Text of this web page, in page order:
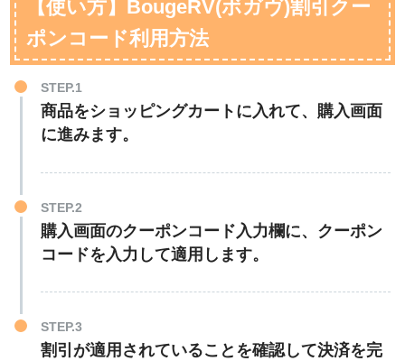
【使い方】BougeRV(ボガヴ)割引クー
ポンコード利用方法
STEP.1
商品をショッピングカートに入れて、購入画面
に進みます。
STEP.2
購入画面のクーポンコード入力欄に、クーポン
コードを入力して適用します。
STEP.3
割引が適用されていることを確認して決済を完